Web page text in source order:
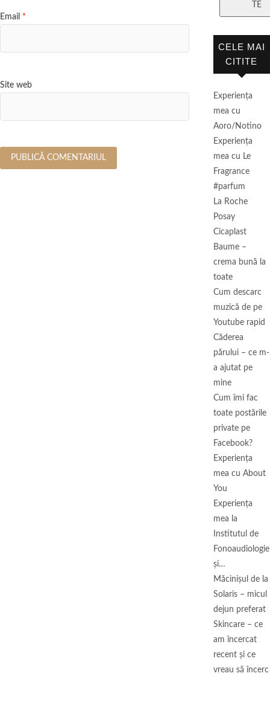
Email *
Site web
TE
CELE MAI
CITITE
Experienţa
mea cu
Aoro/Notino
Experienţa
mea cu Le
Fragrance
#parfum
La Roche
Posay
Cicaplast
Baume –
crema bună la
toate
Cum descarc
muzică de pe
Youtube rapid
Căderea
părului – ce m-
a ajutat pe
mine
Cum îmi fac
toate postările
private pe
Facebook?
Experiența
mea cu About
You
Experiența
mea la
Institutul de
Fonoaudiologie
și…
Măcinişul de la
Solaris – micul
dejun preferat
Skincare – ce
am încercat
recent și ce
vreau să încerc